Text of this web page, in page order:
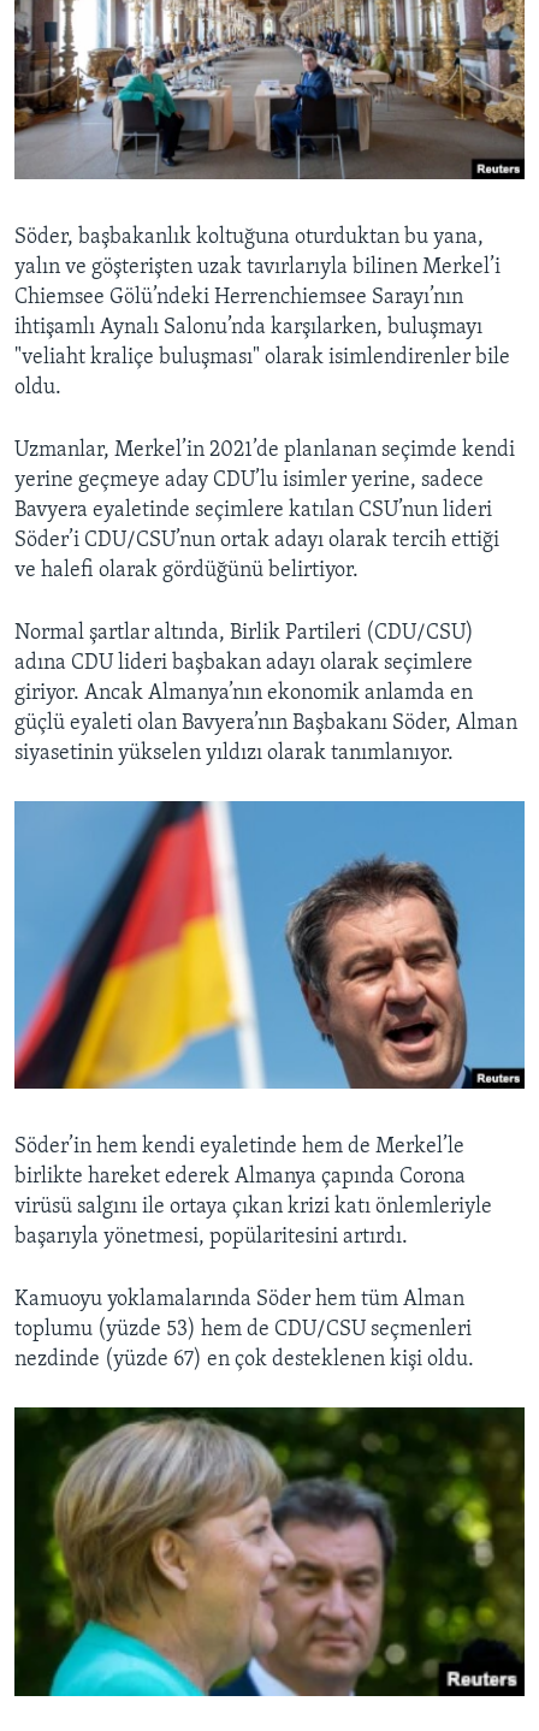
Söder, başbakanlık koltuğuna oturduktan bu yana,
yalın ve göşterişten uzak tavırlarıyla bilinen Merkel’i
Chiemsee Gölü’ndeki Herrenchiemsee Sarayı’nın
ihtişamlı Aynalı Salonu’nda karşılarken, buluşmayı
"veliaht kraliçe buluşması" olarak isimlendirenler bile
oldu.
Uzmanlar, Merkel’in 2021’de planlanan seçimde kendi
yerine geçmeye aday CDU’lu isimler yerine, sadece
Bavyera eyaletinde seçimlere katılan CSU’nun lideri
Söder’i CDU/CSU’nun ortak adayı olarak tercih ettiği
ve halefi olarak gördüğünü belirtiyor.
Normal şartlar altında, Birlik Partileri (CDU/CSU)
adına CDU lideri başbakan adayı olarak seçimlere
giriyor. Ancak Almanya’nın ekonomik anlamda en
güçlü eyaleti olan Bavyera’nın Başbakanı Söder, Alman
siyasetinin yükselen yıldızı olarak tanımlanıyor.
Söder’in hem kendi eyaletinde hem de Merkel’le
birlikte hareket ederek Almanya çapında Corona
virüsü salgını ile ortaya çıkan krizi katı önlemleriyle
başarıyla yönetmesi, popülaritesini artırdı.
Kamuoyu yoklamalarında Söder hem tüm Alman
toplumu (yüzde 53) hem de CDU/CSU seçmenleri
nezdinde (yüzde 67) en çok desteklenen kişi oldu.